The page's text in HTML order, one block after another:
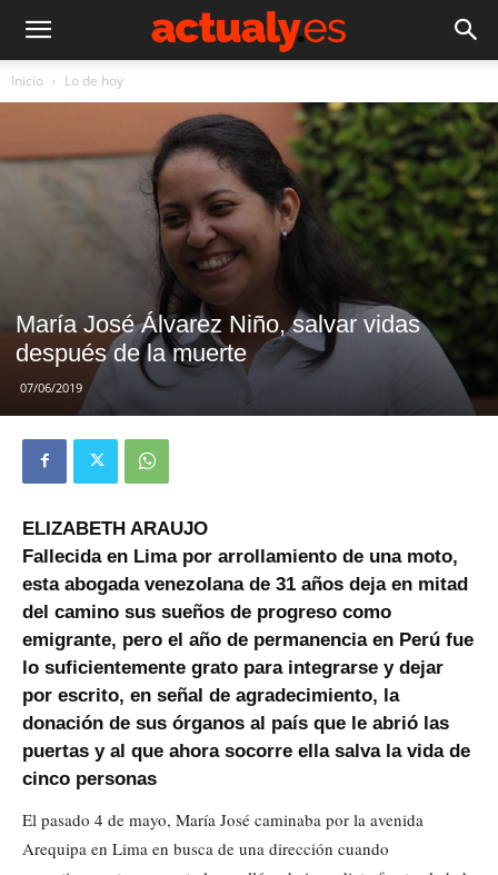
Inicio Lo de hoy
María José Álvarez Niño, salvar vidas
después de la muerte
07/06/2019
ELIZABETH ARAUJO
Fallecida en Lima por arrollamiento de una moto,
esta abogada venezolana de 31 años deja en mitad
del camino sus sueños de progreso como
emigrante, pero el año de permanencia en Perú fue
lo suficientemente grato para integrarse y dejar
por escrito, en señal de agradecimiento, la
donación de sus órganos al país que le abrió las
puertas y al que ahora socorre ella salva la vida de
cinco personas
El pasado 4 de mayo, María José caminaba por la avenida
Arequipa en Lima en busca de una dirección cuando